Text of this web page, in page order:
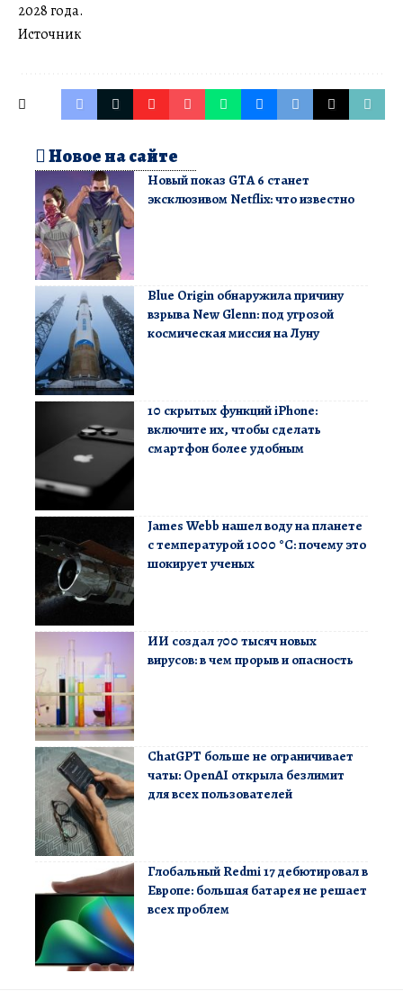
2028 года.
Источник
Новое на сайте
Новый показ GTA 6 станет
эксклюзивом Netflix: что известно
Blue Origin обнаружила причину
взрыва New Glenn: под угрозой
космическая миссия на Луну
10 скрытых функций iPhone:
включите их, чтобы сделать
смартфон более удобным
James Webb нашел воду на планете
с температурой 1000 °C: почему это
шокирует ученых
ИИ создал 700 тысяч новых
вирусов: в чем прорыв и опасность
ChatGPT больше не ограничивает
чаты: OpenAI открыла безлимит
для всех пользователей
Глобальный Redmi 17 дебютировал в
Европе: большая батарея не решает
всех проблем